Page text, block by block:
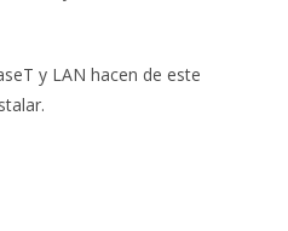
y LAN hacen de este